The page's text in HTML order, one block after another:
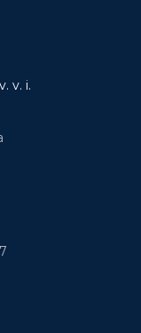
v. i.